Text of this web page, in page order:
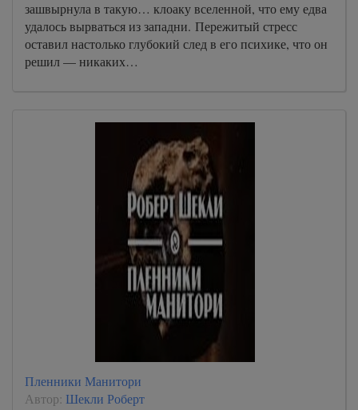
зашвырнула в такую… клоаку вселенной, что ему едва
удалось вырваться из западни. Пережитый стресс
оставил настолько глубокий след в его психике, что он
решил — никаких…
Пленники Манитори
Автор: Шекли Роберт